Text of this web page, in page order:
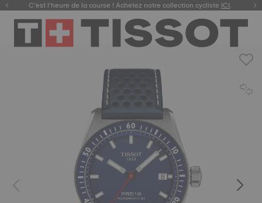
C’est l’heure de la course ! Achetez notre collection cycliste ICI.